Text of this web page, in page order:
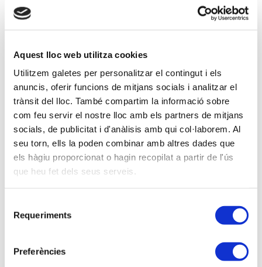
Aquest lloc web utilitza cookies
Utilitzem galetes per personalitzar el contingut i els
anuncis, oferir funcions de mitjans socials i analitzar el
trànsit del lloc. També compartim la informació sobre
com feu servir el nostre lloc amb els partners de mitjans
socials, de publicitat i d'anàlisis amb qui col·laborem. Al
seu torn, ells la poden combinar amb altres dades que
els hàgiu proporcionat o hagin recopilat a partir de l'ús
que heu fet dels seus serveis.
Requeriments
Preferències
Sr. José Luis Giral, Grad. Direcció Financera i
Compabilitat. Expert Comptable Acreditat. Graduat
en Auditoria i Censor Jurat de Comptes (UB). Màster
en Tributació y Assessoria Fiscal.
Descripción
A la Delegació de Tarragona ens hem proposat que
el nostre col·lectiu tingui una bona preparació en
matèria comptable, ja que és un pilar bàsic de la
nostra professió. Per aquest motiu organitzem
cursos i actualitzacions comptables sempre que ens
treballadors que s’inicien en aquest àmbit. Volem
futur i que ens donarà molt de reconeixement
professional. Us presentem doncs aquest curs i us